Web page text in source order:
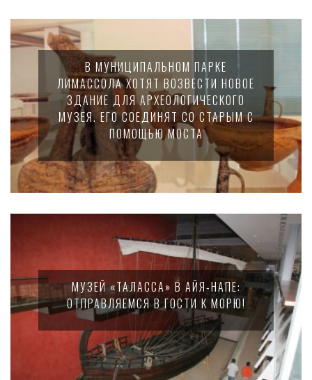
В МУНИЦИПАЛЬНОМ ПАРКЕ
ЛИМАССОЛА ХОТЯТ ВОЗВЕСТИ НОВОЕ
ЗДАНИЕ ДЛЯ АРХЕОЛОГИЧЕСКОГО
МУЗЕЯ. ЕГО СОЕДИНЯТ СО СТАРЫМ С
ПОМОЩЬЮ МОСТА
МУЗЕЙ «ТАЛАССА» В АЙЯ-НАПЕ:
ОТПРАВЛЯЕМСЯ В ГОСТИ К МОРЮ!